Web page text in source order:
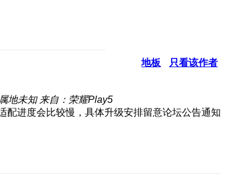
地板 只看该作者
属地未知 来自：荣耀Play5
配进度会比较慢，具体升级安排留意论坛公告通知